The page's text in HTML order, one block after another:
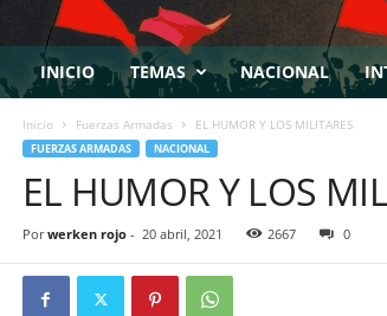
INICIO TEMAS NACIONAL
Inicio Fuerzas Armadas EL HUMOR Y LOS MILITARES
FUERZAS ARMADAS NACIONAL
EL HUMOR Y LOS
Por werken rojo- 20 abril, 2021 2667 0